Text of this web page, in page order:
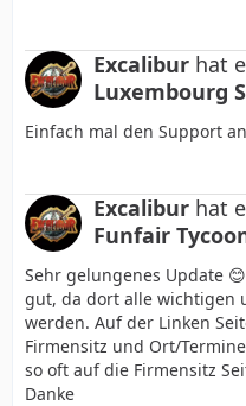
Excalibur hat
Luxembourg
Einfach mal den Support
Excalibur hat
Funfair
Sehr gelungenes Update
gut, da dort alle wichtigen
werden. Auf der Linken
Firmensitz und Ort/
so oft auf die Firmensitz
Danke